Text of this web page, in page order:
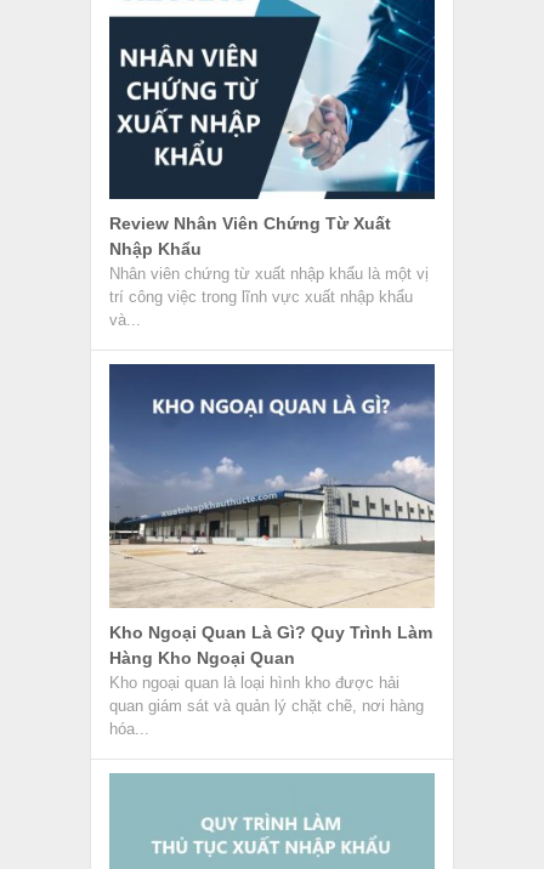
Review Nhân Viên Chứng Từ Xuất
Nhập Khẩu
Nhân viên chứng từ xuất nhập khẩu là một vị
trí công việc trong lĩnh vực xuất nhập khẩu
và...
Kho Ngoại Quan Là Gì? Quy Trình Làm
Hàng Kho Ngoại Quan
Kho ngoại quan là loại hình kho được hải
quan giám sát và quản lý chặt chẽ, nơi hàng
hóa...